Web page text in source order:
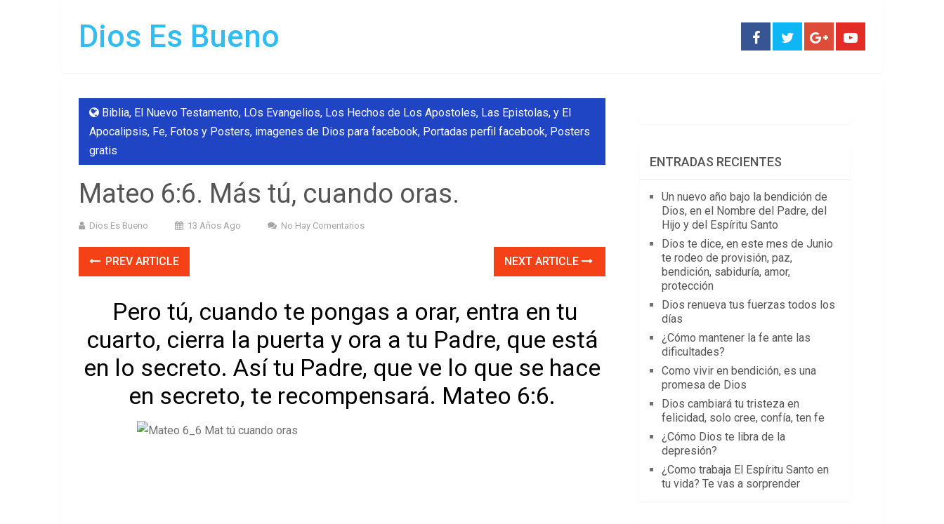
Dios Es Bueno
Biblia, El Nuevo Testamento, LOs Evangelios, Los Hechos de Los Apostoles, Las Epistolas, y El
Apocalipsis, Fe, Fotos y Posters, imagenes de Dios para facebook, Portadas perfil facebook, Posters
gratis
Mateo 6:6. Más tú, cuando oras.
Dios Es Bueno 13 Años Ago No Hay Comentarios
PREV ARTICLE NEXT ARTICLE
Pero tú, cuando te pongas a orar, entra en tu
cuarto, cierra la puerta y ora a tu Padre, que está
en lo secreto. Así tu Padre, que ve lo que se hace
en secreto, te recompensará. Mateo 6:6.
ENTRADAS RECIENTES
Un nuevo año bajo la bendición de
Dios, en el Nombre del Padre, del
Hijo y del Espíritu Santo
Dios te dice, en este mes de Junio
te rodeo de provisión, paz,
bendición, sabiduría, amor,
protección
Dios renueva tus fuerzas todos los
días
¿Cómo mantener la fe ante las
dificultades?
Como vivir en bendición, es una
promesa de Dios
Dios cambiará tu tristeza en
felicidad, solo cree, confía, ten fe
¿Cómo Dios te libra de la
depresión?
¿Como trabaja El Espíritu Santo en
tu vida? Te vas a sorprender